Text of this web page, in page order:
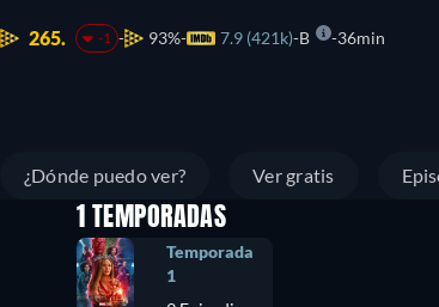
265. -1 93% 7.9 (421k) B 36min
¿Dónde puedo ver? Ver gratis
1 TEMPORADAS
Temporada
1